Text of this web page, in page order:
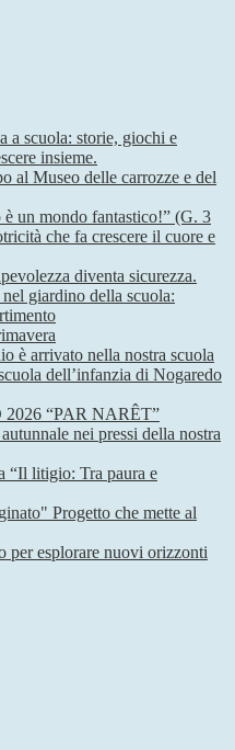
a scuola: storie, giochi e
insieme.
al Museo delle carrozze e del
è un mondo fantastico!” (G. 3
che fa crescere il cuore e
diventa sicurezza.
giardino della scuola:
è arrivato nella nostra scuola
dell’infanzia di Nogaredo
“PAR NARÊT”
nei pressi della nostra
“Il litigio: Tra paura e
Progetto che mette al
per esplorare nuovi orizzonti